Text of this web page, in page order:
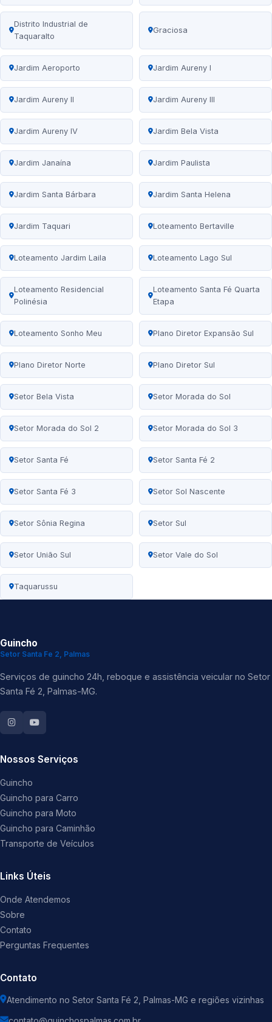
Distrito Industrial de
Taquaralto
Graciosa
Jardim Aeroporto Jardim Aureny I
Jardim Aureny II Jardim Aureny III
Jardim Aureny IV Jardim Bela Vista
Jardim Janaína Jardim Paulista
Jardim Santa Bárbara Jardim Santa Helena
Jardim Taquari Loteamento Bertaville
Loteamento Jardim Laila Loteamento Lago Sul
Loteamento Residencial
Polinésia
Loteamento Santa Fé Quarta
Etapa
Loteamento Sonho Meu Plano Diretor Expansão Sul
Plano Diretor Norte Plano Diretor Sul
Setor Bela Vista Setor Morada do Sol
Setor Morada do Sol 2 Setor Morada do Sol 3
Setor Santa Fé Setor Santa Fé 2
Setor Santa Fé 3 Setor Sol Nascente
Setor Sônia Regina Setor Sul
Setor União Sul Setor Vale do Sol
Taquarussu
Guincho
Setor Santa Fe 2, Palmas
Serviços de guincho 24h, reboque e assistência veicular no Setor
Santa Fé 2, Palmas-MG.
Nossos Serviços
Guincho
Guincho para Carro
Guincho para Moto
Guincho para Caminhão
Transporte de Veículos
Links Úteis
Onde Atendemos
Sobre
Contato
Perguntas Frequentes
Contato
Atendimento no Setor Santa Fé 2, Palmas-MG e regiões vizinhas